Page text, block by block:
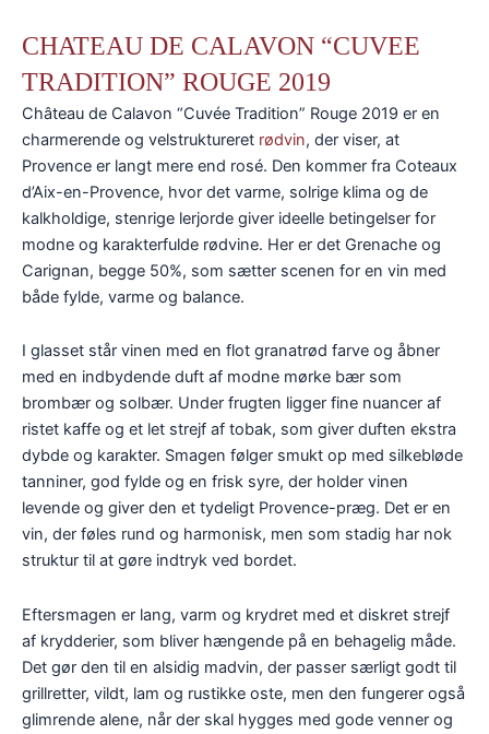
CHATEAU DE CALAVON “CUVEE
TRADITION” ROUGE 2019
Château de Calavon “Cuvée Tradition” Rouge 2019 er en
charmerende og velstruktureret rødvin, der viser, at
Provence er langt mere end rosé. Den kommer fra Coteaux
d’Aix-en-Provence, hvor det varme, solrige klima og de
kalkholdige, stenrige lerjorde giver ideelle betingelser for
modne og karakterfulde rødvine. Her er det Grenache og
Carignan, begge 50%, som sætter scenen for en vin med
både fylde, varme og balance.
I glasset står vinen med en flot granatrød farve og åbner
med en indbydende duft af modne mørke bær som
brombær og solbær. Under frugten ligger fine nuancer af
ristet kaffe og et let strejf af tobak, som giver duften ekstra
dybde og karakter. Smagen følger smukt op med silkebløde
tanniner, god fylde og en frisk syre, der holder vinen
levende og giver den et tydeligt Provence-præg. Det er en
vin, der føles rund og harmonisk, men som stadig har nok
struktur til at gøre indtryk ved bordet.
Eftersmagen er lang, varm og krydret med et diskret strejf
af krydderier, som bliver hængende på en behagelig måde.
Det gør den til en alsidig madvin, der passer særligt godt til
grillretter, vildt, lam og rustikke oste, men den fungerer også
glimrende alene, når der skal hygges med gode venner og